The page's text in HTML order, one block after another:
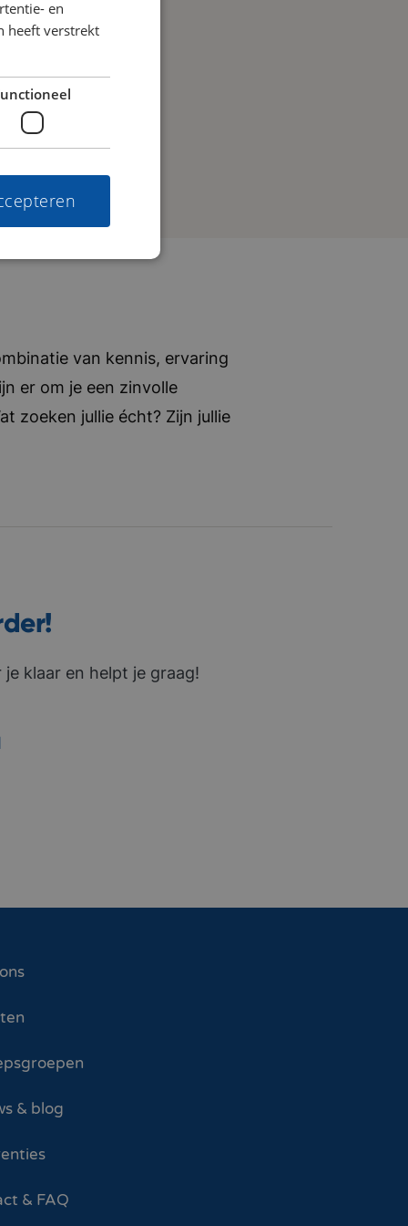
van kennis, ervaring
er om je een zinvolle
zoeken jullie écht? Zijn jullie
klaar en helpt je graag!
& blog
& FAQ
en
heeft verstrekt